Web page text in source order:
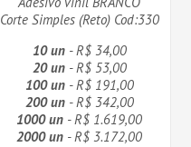
Corte Simples (Reto) Cod:330
10 un- R$ 34,00
20 un- R$ 53,00
100 un- R$ 191,00
200 un- R$ 342,00
1000 un - R$ 1.619,00
2000 un - R$ 3.172,00